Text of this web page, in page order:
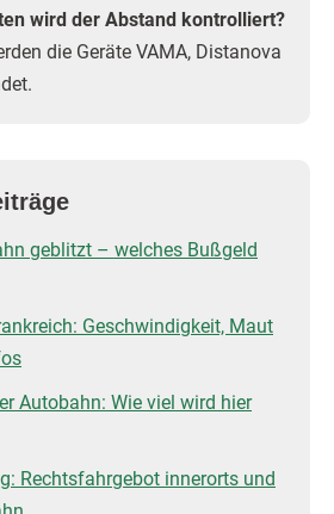
wird der Abstand kontrolliert?
die Geräte VAMA, Distanova
geblitzt – welches Bußgeld
Geschwindigkeit, Maut
Autobahn: Wie viel wird hier
Rechtsfahrgebot innerorts und